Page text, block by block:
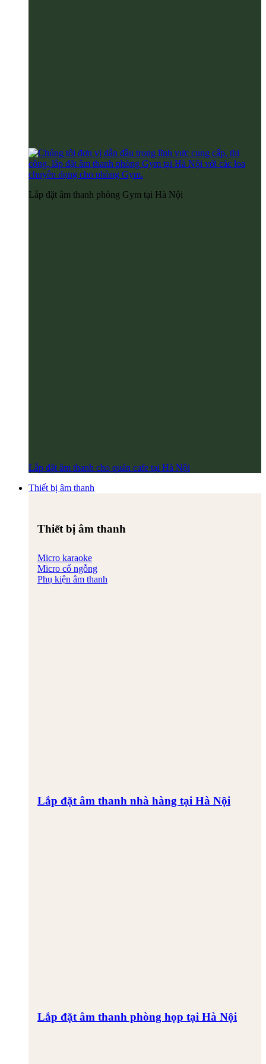
Lắp đặt âm thanh phòng Gym tại Hà Nội
Lắp đặt âm thanh cho quán cafe tại Hà Nội
Thiết bị âm thanh
Thiết bị âm thanh
Micro karaoke
Micro cổ ngỗng
Phụ kiện âm thanh
Lắp đặt âm thanh nhà hàng tại Hà Nội
Lắp đặt âm thanh phòng họp tại Hà Nội